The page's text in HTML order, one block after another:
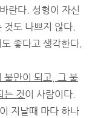
란다. 성형이 자신
것도 나쁘지 않다.
좋다고 생각한다.
불만이 되고, 그 불
는 것이 사람이다.
지날때 마다 하나